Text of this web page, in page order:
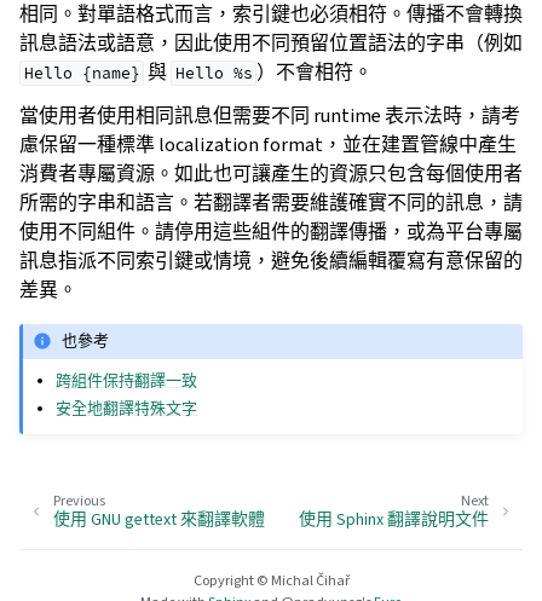
相同。對單語格式而言，索引鍵也必須相符。傳播不會轉換
訊息語法或語意，因此使用不同預留位置語法的字串（例如
Hello {name} 與 Hello %s ）不會相符。
當使用者使用相同訊息但需要不同 runtime 表示法時，請考
慮保留一種標準 localization format，並在建置管線中產生
消費者專屬資源。如此也可讓產生的資源只包含每個使用者
所需的字串和語言。若翻譯者需要維護確實不同的訊息，請
使用不同組件。請停用這些組件的翻譯傳播，或為平台專屬
訊息指派不同索引鍵或情境，避免後續編輯覆寫有意保留的
差異。
也參考
跨組件保持翻譯一致
安全地翻譯特殊文字
Next
使用 Sphinx 翻譯說明文件
Previous
使用 GNU gettext 來翻譯軟體
Copyright © Michal Čihař